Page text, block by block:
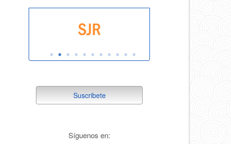
suscribete
Suscribete
Síguenos en: